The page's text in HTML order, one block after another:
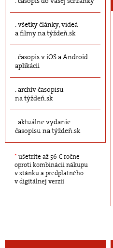
všetky články, videá
a filmy na týždeň.sk
časopis v iOS a Android
aplikácii
archív časopisu
na týždeň.sk
aktuálne vydanie
časopisu na týždeň.sk
* ušetríte až 56 € ročne
oproti kombinácii nákupu
v stánku a predplatného
v digitálnej verzii